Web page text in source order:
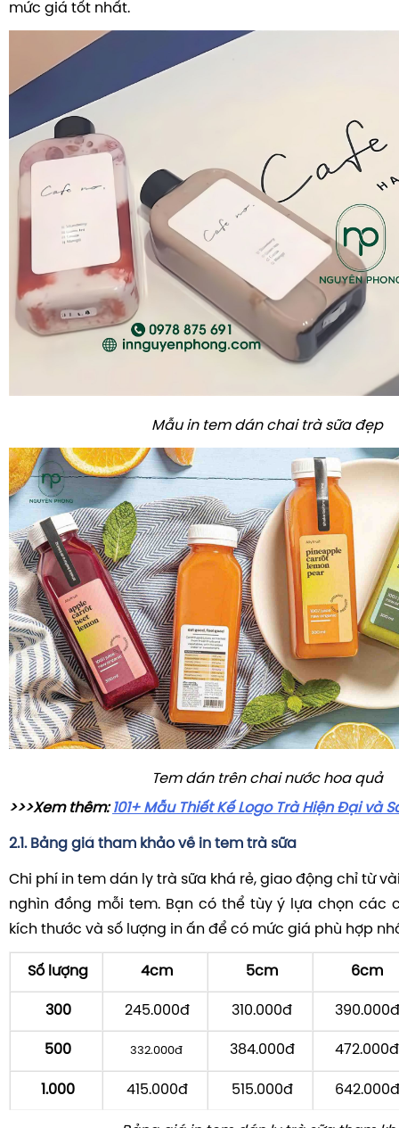
mức giá tốt nhất.
Mẫu in tem dán chai trà sữa đẹp
Tem dán trên chai nước hoa quả
>>>Xem thêm:101+ Mẫu Thiết Kế Logo Trà Hiện Đại và
2.1. Bảng giá tham khảo về in tem trà sữa
Chi phí in tem dán ly trà sữa khá rẻ, giao động chỉ từ
nghìn đồng mỗi tem. Bạn có thể tùy ý lựa chọn các
kích thước và số lượng in ấn để có mức giá phù hợp
Số lượng 4cm 5cm 6cm
300 245.000đ 310.000đ 390.000đ
500 332.000đ 384.000đ 472.000đ
1.000 415.000đ 515.000đ 642.000đ